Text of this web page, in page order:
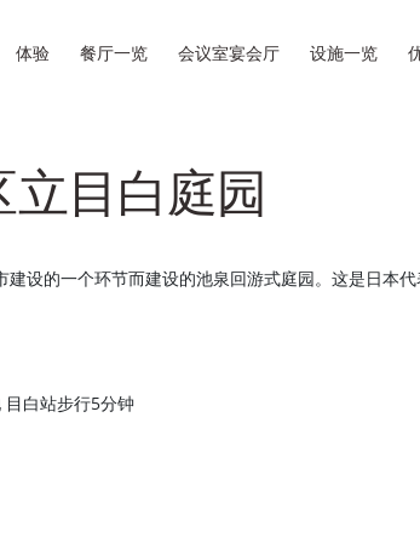
体验 餐厅一览 会议室宴会厅 设施一览
立目白庭园
设的一个环节而建设的池泉回游式庭园。这是日本
目白站步行5分钟